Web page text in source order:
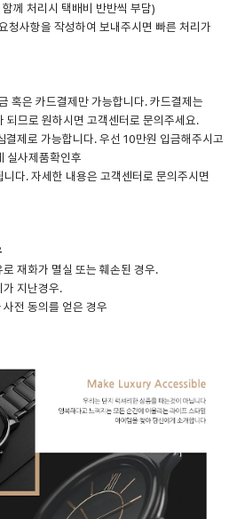
께 처리시 택배비 반반씩 부담)
청사항을 작성하여 보내주시면 빠른 처리가
혹은 카드결제만 가능합니다. 카드결제는
되므로 원하시면 고객센터로 문의주세요.
제로 가능합니다. 우선 10만원 입금해주시고
실사제품확인후
다. 자세한 내용은 고객센터로 문의주시면
재화가 멸실 또는 훼손된 경우.
지난경우.
전 동의를 얻은 경우